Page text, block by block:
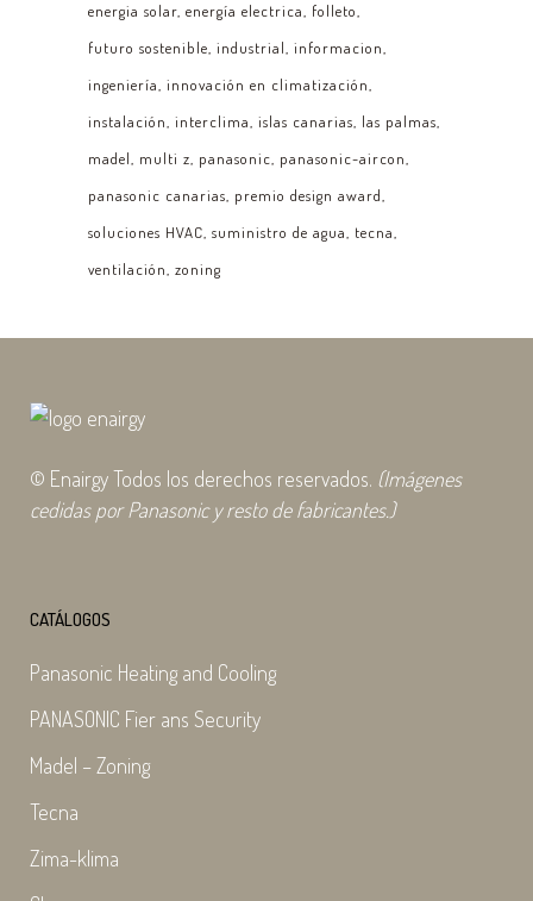
energia solar energía electrica
folleto
futuro sostenible industrial informacion
ingeniería innovación en climatización
instalación interclima islas canarias las palmas
madel
multi z panasonic panasonic-aircon
panasonic canarias premio design award
soluciones HVAC suministro de agua
tecna
ventilación zoning
© Enairgy Todos los derechos reservados. (Imágenes
cedidas por Panasonic y resto de fabricantes.)
CATÁLOGOS
Panasonic Heating and Cooling
PANASONIC Fier ans Security
Madel – Zoning
Tecna
Zima-klima